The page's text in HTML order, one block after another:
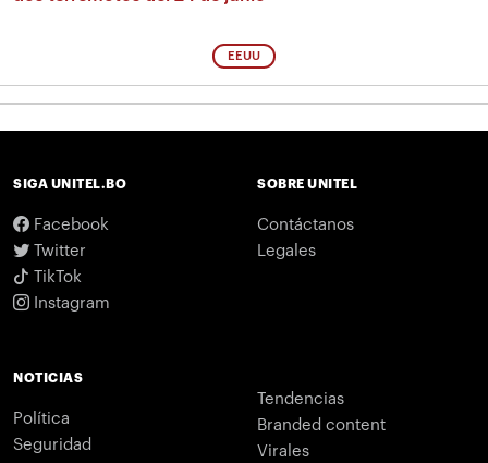
EEUU
SIGA UNITEL.BO
Facebook
Twitter
TikTok
Instagram
SOBRE UNITEL
Contáctanos
Legales
NOTICIAS
Política
Seguridad
Tendencias
Branded content
Virales